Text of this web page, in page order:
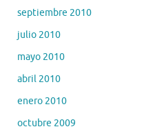
septiembre 2010
julio 2010
mayo 2010
abril 2010
enero 2010
octubre 2009